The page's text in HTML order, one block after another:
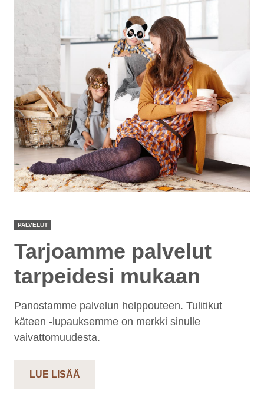
PALVELUT
Tarjoamme palvelut
tarpeidesi mukaan
Panostamme palvelun helppouteen. Tulitikut
käteen -lupauksemme on merkki sinulle
vaivattomuudesta.
LUE LISÄÄ